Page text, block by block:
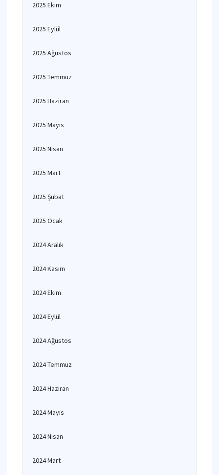
2025 Ekim
2025 Eylül
2025 Ağustos
2025 Temmuz
2025 Haziran
2025 Mayıs
2025 Nisan
2025 Mart
2025 Şubat
2025 Ocak
2024 Aralık
2024 Kasım
2024 Ekim
2024 Eylül
2024 Ağustos
2024 Temmuz
2024 Haziran
2024 Mayıs
2024 Nisan
2024 Mart